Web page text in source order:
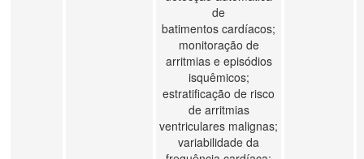
de
batimentos cardíacos;
monitoração de
arritmias e episódios
isquêmicos;
estratificação de risco
de arritmias
ventriculares malignas;
variabilidade da